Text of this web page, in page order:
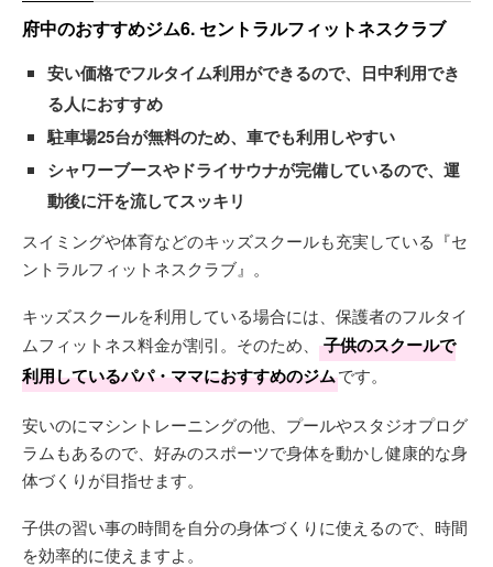
府中のおすすめジム6. セントラルフィットネスクラブ
安い価格でフルタイム利用ができるので、日中利用でき
る人におすすめ
駐車場25台が無料のため、車でも利用しやすい
シャワーブースやドライサウナが完備しているので、運
動後に汗を流してスッキリ
スイミングや体育などのキッズスクールも充実している『セ
ントラルフィットネスクラブ』。
キッズスクールを利用している場合には、保護者のフルタイ
ムフィットネス料金が割引。そのため、
子供のスクールで
利用しているパパ・ママにおすすめのジムです。
安いのにマシントレーニングの他、プールやスタジオプログ
ラムもあるので、好みのスポーツで身体を動かし健康的な身
体づくりが目指せます。
子供の習い事の時間を自分の身体づくりに使えるので、時間
を効率的に使えますよ。